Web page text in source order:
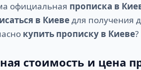
официальная прописка в
в Киеведля получения
купить прописку в Киеве
стоимость и цена